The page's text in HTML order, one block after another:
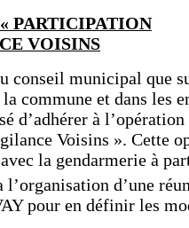
PARTICIPATION
VOISINS
conseil municipal que
commune et dans les
d’adhérer à l’opération
Voisins ». Cette
la gendarmerie à
d’une
pour en définir les